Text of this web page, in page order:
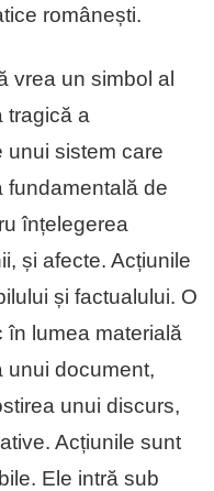
românești.
vrea un simbol al
tragică a
unui sistem care
fundamentală de
înțelegerea
și afecte. Acțiunile
și factualului. O
lumea materială
unui document,
unui discurs,
Acțiunile sunt
Ele intră sub